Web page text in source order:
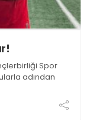
Spor
adından